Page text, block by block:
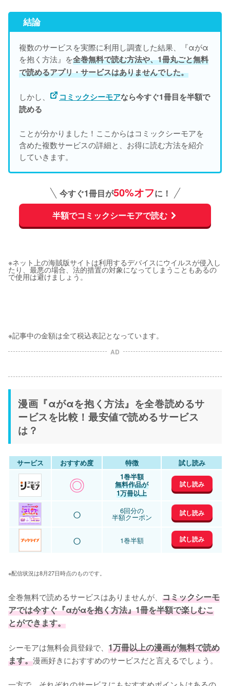
結論
複数のサービスを実際に利用し調査した結果、『αがα
を抱く方法』を全巻無料で読む方法や、1冊丸ごと無料
で読めるアプリ・サービスはありませんでした。
しかし、 コミックシーモアなら今すぐ1冊目を半額で
読める
ことが分かりました！ここからはコミックシーモアを
含めた複数サービスの詳細と、お得に読む方法を紹介
していきます。
今すぐ1冊目が50%オフに！
半額でコミックシーモアで読む
※ネット上の海賊版サイトは利用するデバイスにウイルスが侵入し
たり、最悪の場合、法的措置の対象になってしまうこともあるの
で使用は避けましょう。
※記事中の金額は全て税込表記となっています。
AD
漫画『αがαを抱く方法』を全巻読めるサ
ービスを比較！最安値で読めるサービス
は？
サービス おすすめ度 特徴 試し読み
◎ 1巻半額
無料作品が
1万冊以上
試し読み
○ 6回分の
半額クーポン 試し読み
○ 1巻半額 試し読み
※配信状況は8月27日時点のものです。
全巻無料で読めるサービスはありませんが、 コミックシーモ
アでは今すぐ『αがαを抱く方法』1冊を半額で楽しむこ
とができます。
シーモアは無料会員登録で、 1万冊以上の漫画が無料で読め
ます。漫画好きにおすすめのサービスだと言えるでしょう。